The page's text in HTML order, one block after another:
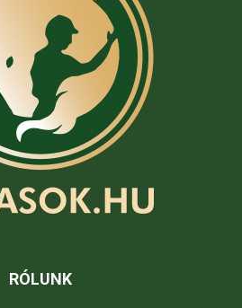
RÓLUNK